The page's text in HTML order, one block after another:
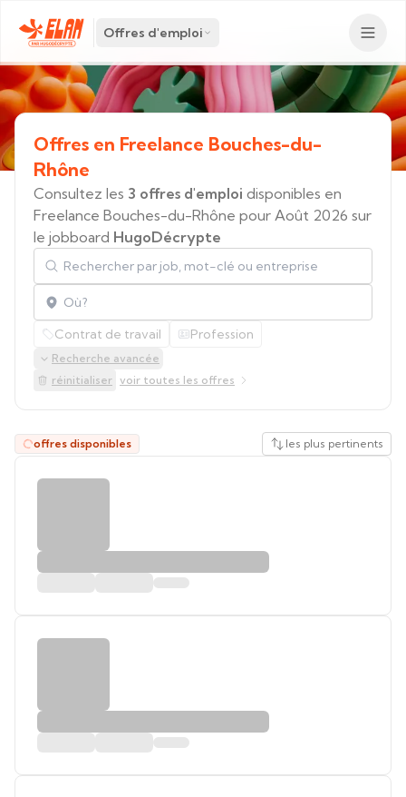
Offres d'emploi
Offres en Freelance Bouches-du-
Rhône
Consultez les 3 offres d'emploi disponibles en
Freelance Bouches-du-Rhône pour Août 2026 sur
le jobboard HugoDécrypte
Rechercher par job, mot-clé ou entreprise
Localisation
Contrat de travail Profession
Recherche avancée
réinitialiser voir toutes les offres
offres disponibles les plus pertinents